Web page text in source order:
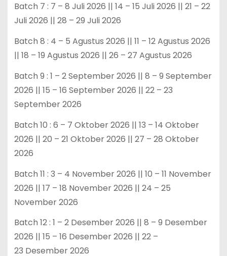
Batch 7 : 7 – 8 Juli 2026 || 14 – 15 Juli 2026 || 21 – 22
Juli 2026 || 28 – 29 Juli 2026
Batch 8 : 4 – 5 Agustus 2026 || 11 – 12 Agustus 2026
|| 18 – 19 Agustus 2026 || 26 – 27 Agustus 2026
Batch 9 : 1 – 2 September 2026 || 8 – 9 September
2026 || 15 – 16 September 2026 || 22 – 23
September 2026
Batch 10 : 6 – 7 Oktober 2026 || 13 – 14 Oktober
2026 || 20 – 21 Oktober 2026 || 27 – 28 Oktober
2026
Batch 11 : 3 – 4 November 2026 || 10 – 11 November
2026 || 17 – 18 November 2026 || 24 – 25
November 2026
Batch 12 : 1 – 2 Desember 2026 || 8 – 9 Desember
2026 || 15 – 16 Desember 2026 || 22 –
23 Desember 2026